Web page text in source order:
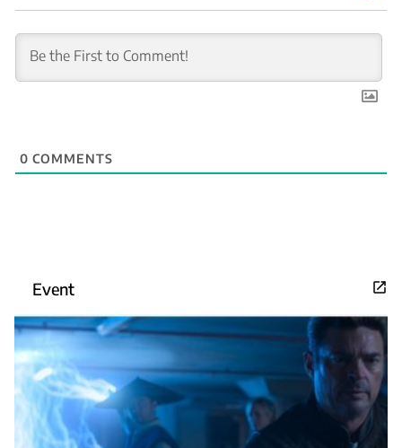
0 COMMENTS
Event